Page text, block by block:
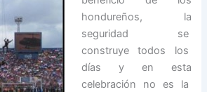
hondureños, la
seguridad se
construye todos los
días y en esta
celebración no es la